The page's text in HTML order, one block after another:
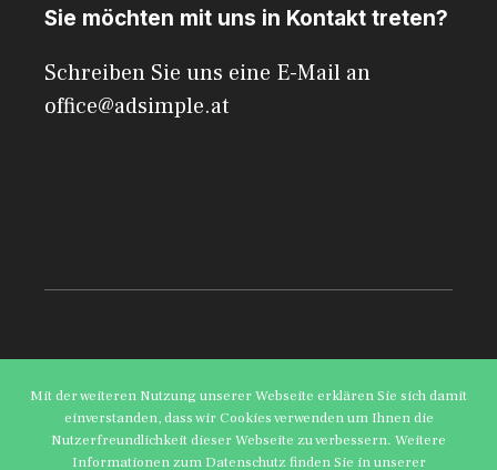
Sie möchten mit uns in Kontakt treten?
Schreiben Sie uns eine E-Mail an
office@adsimple.at
Datenschutzerklärung Impressum
Mit der weiteren Nutzung unserer Webseite erklären Sie sich damit
einverstanden, dass wir Cookies verwenden um Ihnen die
Nutzerfreundlichkeit dieser Webseite zu verbessern. Weitere
Informationen zum Datenschutz finden Sie in unserer